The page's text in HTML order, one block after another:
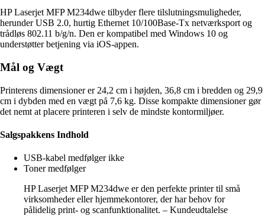
HP Laserjet MFP M234dwe tilbyder flere tilslutningsmuligheder,
herunder USB 2.0, hurtig Ethernet 10/100Base-Tx netværksport og
trådløs 802.11 b/g/n. Den er kompatibel med Windows 10 og
understøtter betjening via iOS-appen.
Mål og Vægt
Printerens dimensioner er 24,2 cm i højden, 36,8 cm i bredden og 29,9
cm i dybden med en vægt på 7,6 kg. Disse kompakte dimensioner gør
det nemt at placere printeren i selv de mindste kontormiljøer.
Salgspakkens Indhold
USB-kabel medfølger ikke
Toner medfølger
HP Laserjet MFP M234dwe er den perfekte printer til små
virksomheder eller hjemmekontorer, der har behov for
pålidelig print- og scanfunktionalitet. – Kundeudtalelse